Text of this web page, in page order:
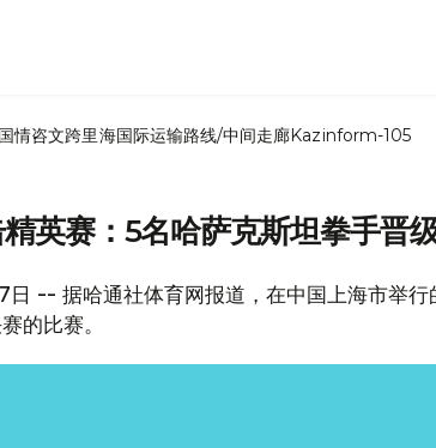
国情咨文跨里海国际运输路线/中间走廊Kazinform-105
英赛：5名哈萨克斯坦拳手晋
-- 据哈通社体育网报道，在中国上海市举
的比赛。